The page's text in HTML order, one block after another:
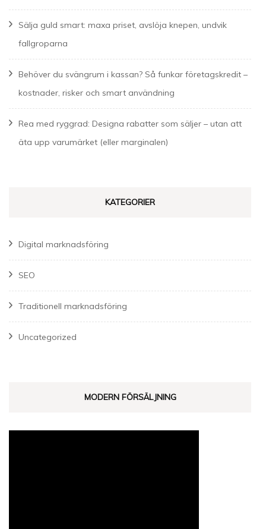
Sälja guld smart: maxa priset, avslöja knepen, undvik
fallgroparna
Behöver du svängrum i kassan? Så funkar företagskredit –
kostnader, risker och smart användning
Rea med ryggrad: Designa rabatter som säljer – utan att
äta upp varumärket (eller marginalen)
KATEGORIER
Digital marknadsföring
SEO
Traditionell marknadsföring
Uncategorized
MODERN FÖRSÄLJNING